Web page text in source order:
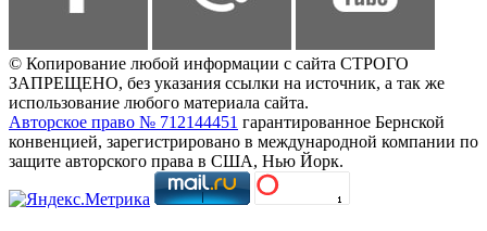
© Копирование любой информации с сайта СТРОГО
ЗАПРЕЩЕНО, без указания ссылки на источник, а так же
использование любого материала сайта.
Авторское право № 712144451 гарантированное Бернской
конвенцией, зарегистрировано в международной компании по
защите авторского права в США, Нью Йорк.